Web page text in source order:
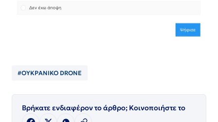
#ΟΥΚΡΑΝΙΚΟ DRONE
Βρήκατε ενδιαφέρον το άρθρο; Κοινοποιήστε το